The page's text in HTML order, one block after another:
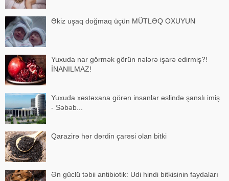
Əkiz uşaq doğmaq üçün MÜTLƏQ OXUYUN
Yuxuda nar görmək görün nələrə işarə edirmiş?!
İNANILMAZ!
Yuxuda xəstəxana görən insanlar əslində şanslı imiş
- Səbəb...
Qarazirə hər dərdin çarəsi olan bitki
Ən güclü təbii antibiotik: Udi hindi bitkisinin faydaları